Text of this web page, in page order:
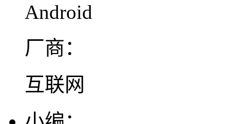
Android
厂商：
互联网